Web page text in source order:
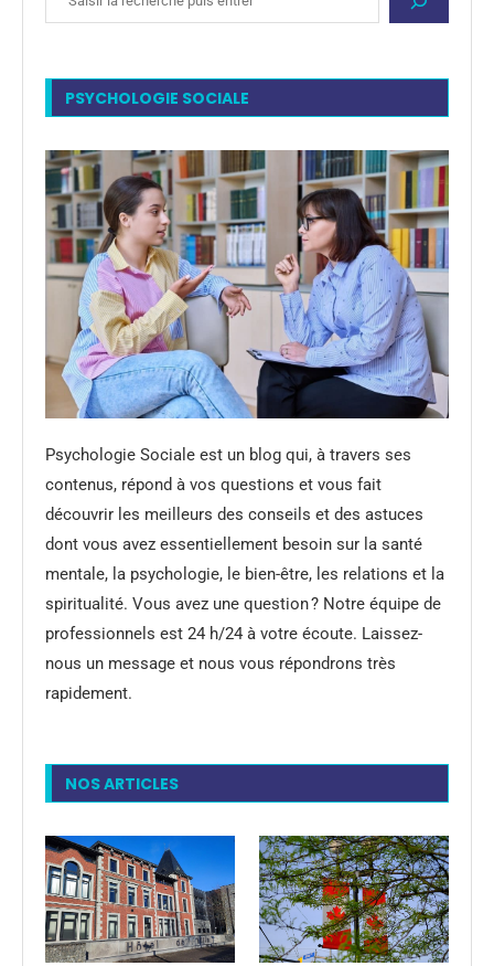
PSYCHOLOGIE SOCIALE
Psychologie Sociale est un blog qui, à travers ses
contenus, répond à vos questions et vous fait
découvrir les meilleurs des conseils et des astuces
dont vous avez essentiellement besoin sur la santé
mentale, la psychologie, le bien-être, les relations et la
spiritualité. Vous avez une question ? Notre équipe de
professionnels est 24 h/24 à votre écoute. Laissez-
nous un message et nous vous répondrons très
rapidement.
NOS ARTICLES